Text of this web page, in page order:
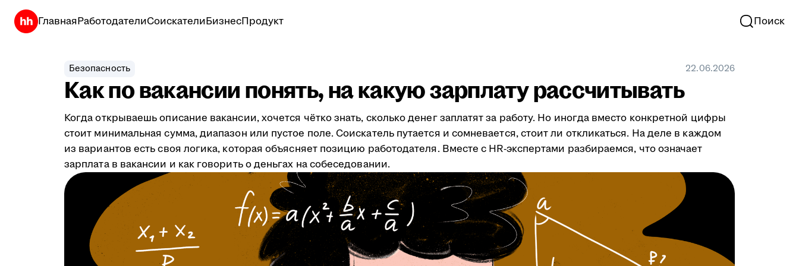
ГлавнаяРаботодателиСоискателиБизнесПродукт Поиск
Безопасность 22.06.2026
Как по вакансии понять, на какую зарплату рассчитывать
Когда открываешь описание вакансии, хочется чётко знать, сколько денег заплатят за работу. Но иногда вместо конкретной цифры
стоит минимальная сумма, диапазон или пустое поле. Соискатель путается и сомневается, стоит ли откликаться. На деле в каждом
из вариантов есть своя логика, которая объясняет позицию работодателя. Вместе с HR-экспертами разбираемся, что означает
зарплата в вакансии и как говорить о деньгах на собеседовании.